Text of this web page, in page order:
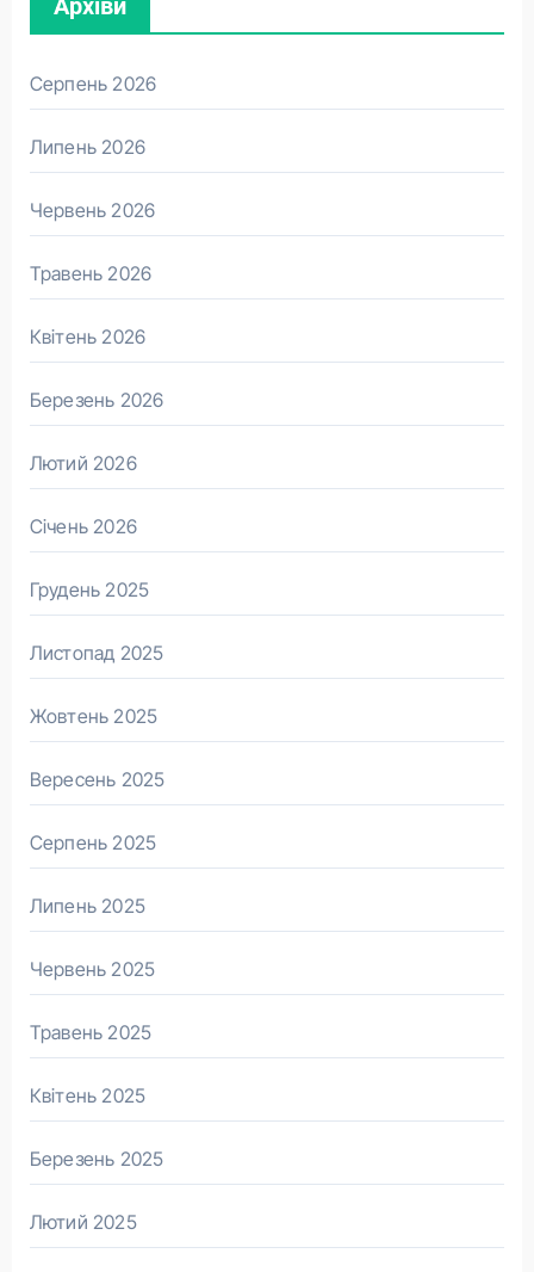
Архіви
Серпень 2026
Липень 2026
Червень 2026
Травень 2026
Квітень 2026
Березень 2026
Лютий 2026
Січень 2026
Грудень 2025
Листопад 2025
Жовтень 2025
Вересень 2025
Серпень 2025
Липень 2025
Червень 2025
Травень 2025
Квітень 2025
Березень 2025
Лютий 2025